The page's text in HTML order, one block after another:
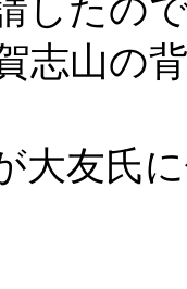
したの
志山の
大友氏